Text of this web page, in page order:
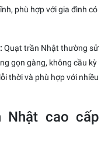
phù hợp với gia đình có
Quạt trần Nhật thường sử
gọn gàng, không cầu kỳ
thời và phù hợp với nhiều
Nhật cao cấp